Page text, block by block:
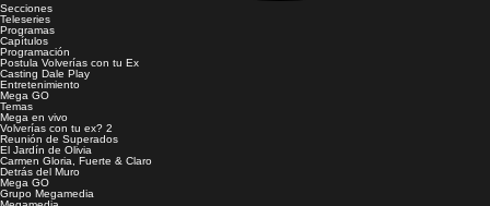
Secciones
Teleseries
Programas
Capítulos
Programación
Postula Volverías con tu Ex
Casting Dale Play
Entretenimiento
Mega GO
Temas
Mega en vivo
Volverías con tu ex? 2
Reunión de Superados
El Jardín de Olivia
Carmen Gloria, Fuerte & Claro
Detrás del Muro
Mega GO
Grupo Megamedia